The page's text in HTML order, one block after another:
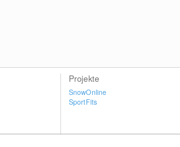
Projekte
SnowOnline
SportFits